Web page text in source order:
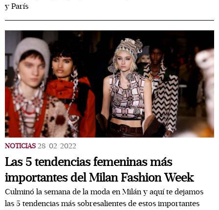
y París
NOTICIAS 28/02/2022
Las 5 tendencias femeninas más
importantes del Milan Fashion Week
Culminó la semana de la moda en Milán y aquí te dejamos
las 5 tendencias más sobresalientes de estos importantes